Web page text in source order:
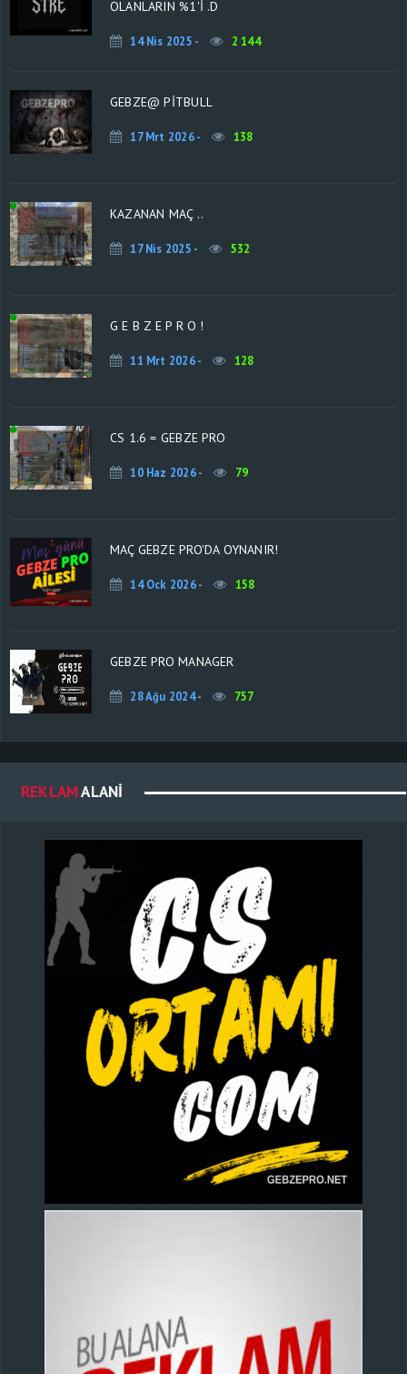
OLANLARIN %1'İ .D
14 Nis 2025 - 2 144
GEBZE@ PİTBULL
17 Mrt 2026 - 138
KAZANAN MAÇ ..
17 Nis 2025 - 532
G E B Z E P R O !
11 Mrt 2026 - 128
CS 1.6 = GEBZE PRO
10 Haz 2026 - 79
MAÇ GEBZE PRO'DA OYNANIR!
14 Ock 2026 - 158
GEBZE PRO MANAGER
28 Ağu 2024 - 757
REKLAMALANI